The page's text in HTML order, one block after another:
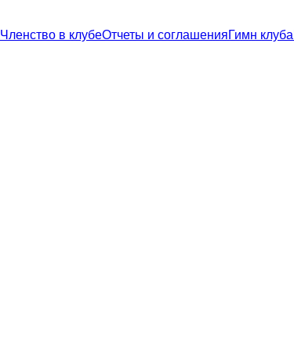
Членство в клубеОтчеты и соглашенияГимн клуба